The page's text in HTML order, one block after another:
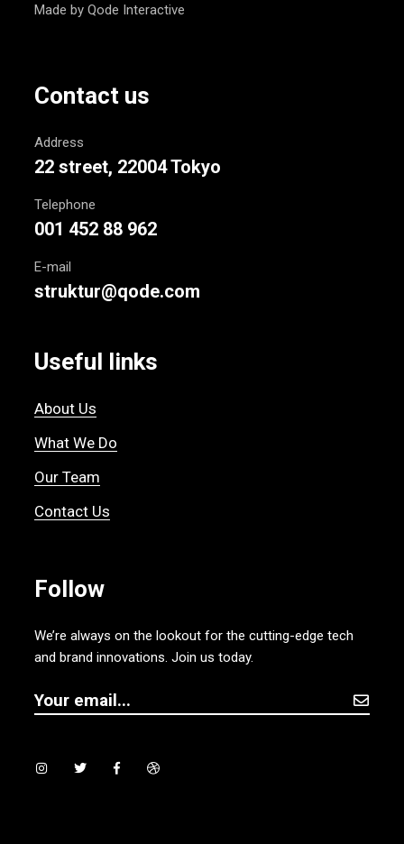
Made by Qode Interactive
Contact us
Address
22 street, 22004 Tokyo
Telephone
001 452 88 962
E-mail
struktur@qode.com
Useful links
About Us
What We Do
Our Team
Contact Us
Follow
We’re always on the lookout for the cutting-edge tech
and brand innovations. Join us today.